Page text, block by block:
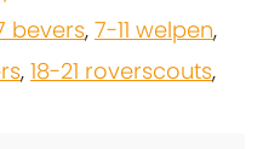
bevers, 7-11 welpen,
, 18-21 roverscouts,